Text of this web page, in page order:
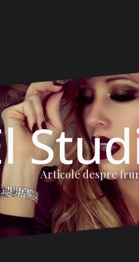
Articole despre